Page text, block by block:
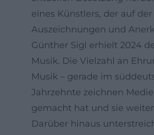
eines Künstlers, der auf
Auszeichnungen und
Günther Sigl erhielt 2024
Musik. Die Vielzahl an
Musik – gerade im
Jahrzehnte zeichnen
gemacht hat und sie
Darüber hinaus